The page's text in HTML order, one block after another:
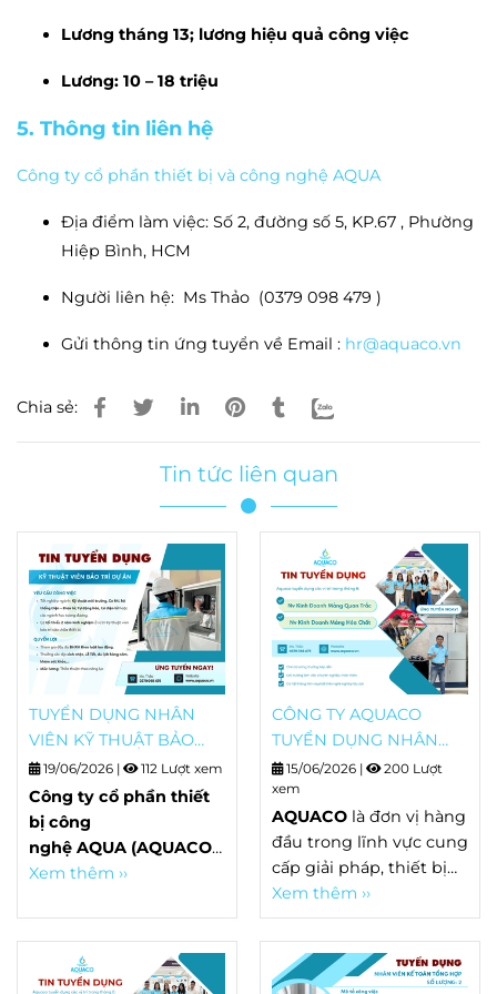
Lương tháng 13; lương hiệu quả công việc
Lương: 10 – 18 triệu
5. Thông tin liên hệ
Công ty cổ phần thiết bị và công nghệ AQUA
Địa điểm làm việc: Số 2, đường số 5, KP.67 , Phường
Hiệp Bình, HCM
Người liên hệ: Ms Thảo (0379 098 479 )
Gửi thông tin ứng tuyển về Email : hr@aquaco.vn
Chia sẻ:
Tin tức liên quan
TUYỂN DỤNG NHÂN
VIÊN KỸ THUẬT BẢO
TRÌ, BẢO DƯỠNG THIẾT
BỊ
19/06/2026 | 112 Lượt xem
Công ty cổ phần thiết
bị công
nghệ AQUA (AQUACO)hân
hạnh làđại lý ủy quyền
cung cấp thiết bị quan
trắc nước hàng đầu thế
giới. AQUACO chuyên
Xem thêm ››
CÔNG TY AQUACO
TUYỂN DỤNG NHÂN
VIÊN THÁNG 6
15/06/2026 |
200 Lượt
xem
AQUACO là đơn vị hàng
đầu trong lĩnh vực cung
cấp giải pháp, thiết bị
và dịch vụ quan trắc
môi trường toàn diện.
Chúng tôi hân hạnh là
đại lý ủy quyền của
Xem thêm ››